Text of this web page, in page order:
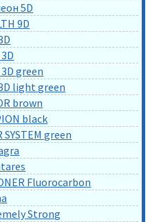
5D
9D
green
light green
brown
black
green
Fluorocarbon
Strong